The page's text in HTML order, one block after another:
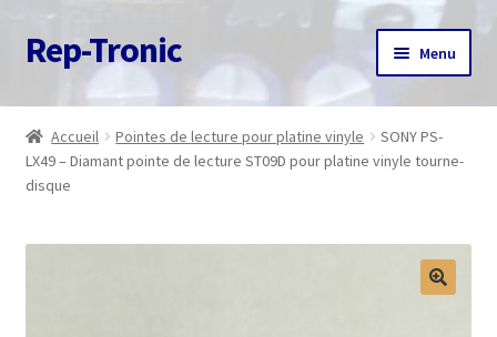
Aller
à
navigation
Aller
au
Rep-Tronic Menu
Accueil
A propos
Accueil Pointes de lecture pour platine vinyle
SONY PS-
LX49 – Diamant pointe de lecture ST09D pour platine vinyle tourne-
disque